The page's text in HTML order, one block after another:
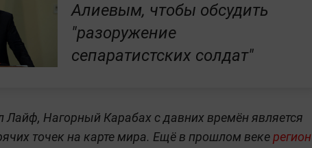
Алиевым, чтобы обсудить
"разоружение
сепаратистских солдат"
Лайф, Нагорный Карабах с давних времён является
точек на карте мира. Ещё в прошлом векерегион